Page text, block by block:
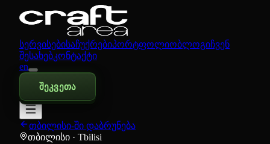
სერვისებისაჩუქრებიპორტფოლიობლოგიჩვენ
შესახებკონტაქტი
en
შეკვეთა
თბილისი-ში დაბრუნება
თბილისი · Tbilisi